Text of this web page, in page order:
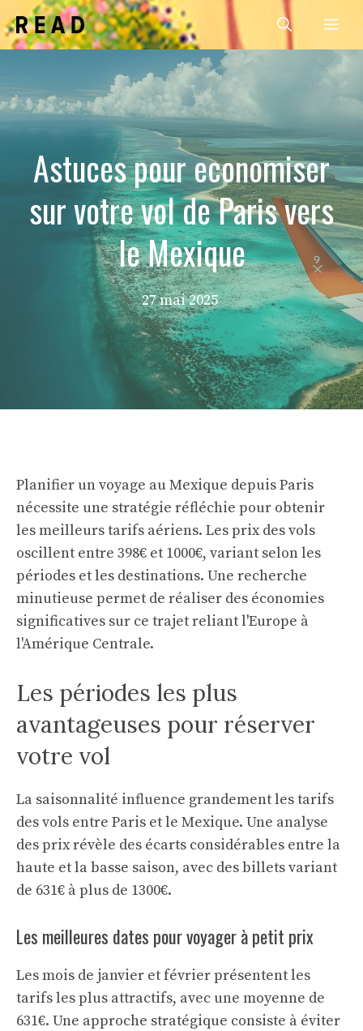
Aller
au
contenu
Astuces pour economiser
sur votre vol de Paris vers
le Mexique
27 mai 2025
Planifier un voyage au Mexique depuis Paris
nécessite une stratégie réfléchie pour obtenir
les meilleurs tarifs aériens. Les prix des vols
oscillent entre 398€ et 1000€, variant selon les
périodes et les destinations. Une recherche
minutieuse permet de réaliser des économies
significatives sur ce trajet reliant l'Europe à
l'Amérique Centrale.
Les périodes les plus
avantageuses pour réserver
votre vol
La saisonnalité influence grandement les tarifs
des vols entre Paris et le Mexique. Une analyse
des prix révèle des écarts considérables entre la
haute et la basse saison, avec des billets variant
de 631€ à plus de 1300€.
Les meilleures dates pour voyager à petit prix
Les mois de janvier et février présentent les
tarifs les plus attractifs, avec une moyenne de
631€. Une approche stratégique consiste à éviter